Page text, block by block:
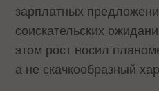
зарплатных
соискательских
этом рост носил
а не скачкообразный